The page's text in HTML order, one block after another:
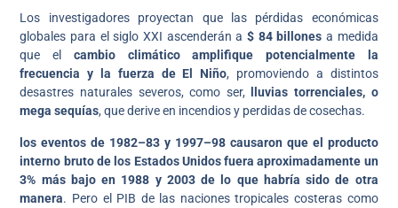
Los investigadores proyectan que las pérdidas económicas
globales para el siglo XXI ascenderán a $ 84 billones a medida
que el
cambio climático amplifique potencialmente la
frecuencia y la fuerza de El Niño, promoviendo a distintos
desastres naturales severos, como ser,
lluvias torrenciales, o
mega sequías, que derive en incendios y perdidas de cosechas.
los eventos de 1982–83 y 1997–98 causaron que el producto
interno bruto de los Estados Unidos fuera aproximadamente un
3% más bajo en 1988 y 2003 de lo que habría sido de otra
manera. Pero el PIB de las naciones tropicales costeras como